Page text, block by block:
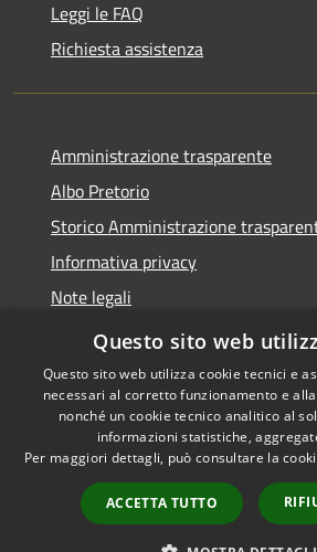
Leggi le FAQ
Richiesta assistenza
Amministrazione trasparente
Albo Pretorio
Storico Amministrazione
Informativa privacy
Note legali
Dichiarazione di accessibilità
Accessibilità
Questo sito web
Questo sito web utilizza cookie tecnici e
necessari al corretto funzionamento e
nonché un cookie tecnico analitico al
informazioni statistiche,
Per maggiori dettagli, può consultare la
ACCETTA TUTTO